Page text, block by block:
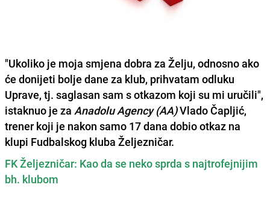
"Ukoliko je moja smjena dobra za Želju, odnosno ako
će donijeti bolje dane za klub, prihvatam odluku
Uprave, tj. saglasan sam s otkazom koji su mi uručili",
istaknuo je za Anadolu Agency (AA)Vlado Čapljić,
trener koji je nakon samo 17 dana dobio otkaz na
klupi Fudbalskog kluba Željezničar.
FK Željezničar: Kao da se neko sprda s najtrofejnijim
bh. klubom